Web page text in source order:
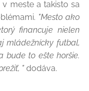
meste a takisto sa
"Mesto ako
financuje nielen
mládežnícky futbal,
bude to ešte horšie.
" dodáva.